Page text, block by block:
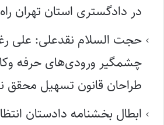
در دادگستری استان تهران
حجت السلام نقدعلی: علی
چشمگیر ورودی‌های حرفه
طراحان قانون تسهیل
ابطال بخشنامه دادستان